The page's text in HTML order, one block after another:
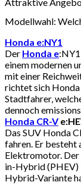
Modellwahl:
Honda e:NY1
Der Honda e
einem modernen
mit einer
richtet sich
Stadtfahrer,
dennoch
Honda CR-V
Das SUV Honda
fahren. Er besteht
Elektromotor.
in-Hybrid (PHEV)
Hybrid-Variante